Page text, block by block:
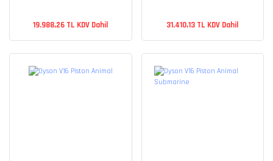
19.988,26 TL KDV Dahil 31.410,13 TL KDV Dahil